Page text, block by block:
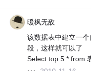
暖枫无敌
该数据表中建立一
段，这样就可以了
Select top 5 * from